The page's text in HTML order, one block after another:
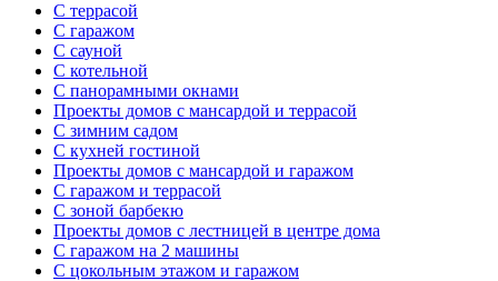
С террасой
С гаражом
С сауной
С котельной
С панорамными окнами
Проекты домов с мансардой и террасой
С зимним садом
С кухней гостиной
Проекты домов с мансардой и гаражом
С гаражом и террасой
С зоной барбекю
Проекты домов с лестницей в центре дома
С гаражом на 2 машины
С цокольным этажом и гаражом